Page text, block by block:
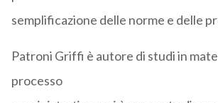
semplificazione delle norme e delle
Patroni Griffi è autore di studi in
processo